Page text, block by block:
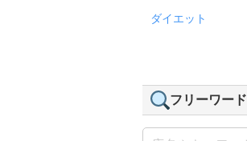
ダイエット
フリーワード